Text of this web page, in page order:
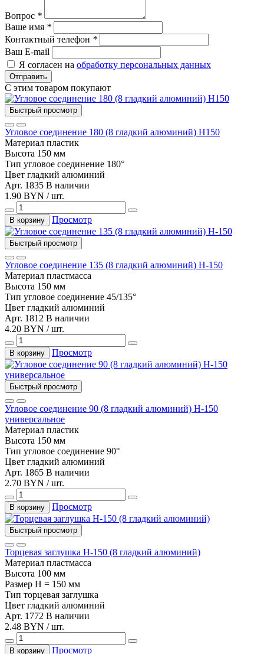
Вопрос *
Ваше имя *
Контактный телефон *
Ваш E-mail
Я согласен на обработку персональных данных
Отправить
С этим товаром покупают
Быстрый просмотр
Угловое соединение 180 (8 гладкий алюминий) Н150
Материал пластик
Высота 150 мм
Тип угловое соединение 180°
Цвет гладкий алюминий
Арт. 1835 В наличии
1.90 BYN / шт.
В корзину Просмотр
Быстрый просмотр
Угловое соединение 135 (8 гладкий алюминий) Н-150
Материал пластмасса
Высота 150 мм
Тип угловое соединение 45/135°
Цвет гладкий алюминий
Арт. 1812 В наличии
4.20 BYN / шт.
В корзину Просмотр
Быстрый просмотр
Угловое соединение 90 (8 гладкий алюминий) Н-150
универсальное
Материал пластик
Высота 150 мм
Тип угловое соединение 90°
Цвет гладкий алюминий
Арт. 1865 В наличии
2.70 BYN / шт.
В корзину Просмотр
Быстрый просмотр
Торцевая заглушка Н-150 (8 гладкий алюминий)
Материал пластмасса
Высота 100 мм
Размер H = 150 мм
Тип торцевая заглушка
Цвет гладкий алюминий
Арт. 1772 В наличии
2.48 BYN / шт.
В корзину
Просмотр